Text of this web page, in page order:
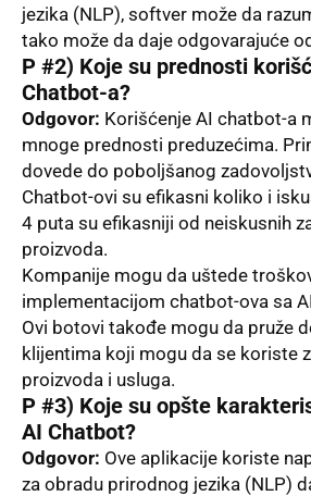
jezika (NLP), softver može da
tako može da daje odgovarajuće
P #2) Koje su prednosti
Chatbot-a?
Odgovor: Korišćenje AI chatbot-a
mnoge prednosti preduzećima.
dovede do pobolјšanog
Chatbot-ovi su efikasni koliko i
4 puta su efikasniji od neiskusnih
proizvoda.
Kompanije mogu da uštede
implementacijom chatbot-ova sa
Ovi botovi takođe mogu da pruže
klijentima koji mogu da se koriste
proizvoda i usluga.
P #3) Koje su opšte
AI Chatbot?
Odgovor: Ove aplikacije koriste
za obradu prirodnog jezika (NLP)